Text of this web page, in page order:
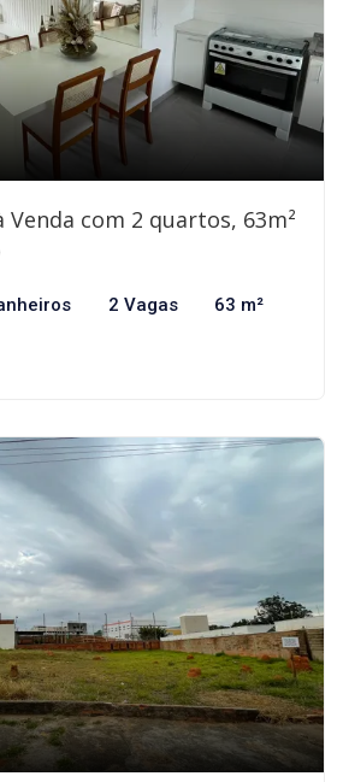
com 2 quartos, 63m²
2 Vagas 63 m²